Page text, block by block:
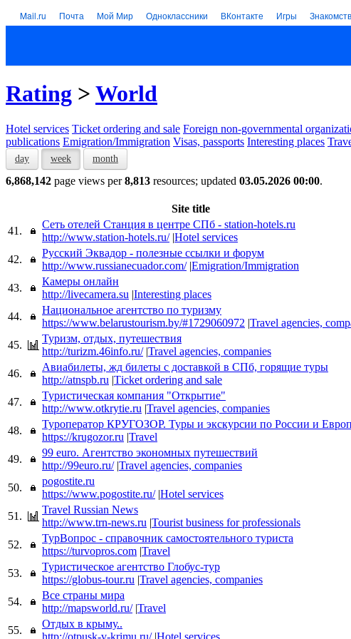
Mail.ru Почта Мой Мир Одноклассники ВКонтакте Игры
Rating > World
Hotel services Тicket ordering and sale Foreign non-governmental
publications Emigration/Immigration Visas, passports Interesting places
day week month
6,868,142 page views per8,813 resources; updated 03.05.2026 00:00.
Site title
41.
Сеть отелей Станция в центре СПб - station-hotels.ru
http://www.station-hotels.ru/ |Hotel services
42.
Русский Эквадор - полезные ссылки и форум
http://www.russianecuador.com/ |Emigration/Immigration
43.
Камеры онлайн
http://livecamera.su |Interesting places
44.
Национальное агентство по туризму
https://www.belarustourism.by/#1729060972 |Travel agencies,
45.
Туризм, отдых, путешествия
http://turizm.46info.ru/ |Travel agencies, companies
46.
Авиабилеты, жд билеты с доставкой в СПб, горящие туры
http://atnspb.ru |Тicket ordering and sale
47.
Туристическая компания "Открытие"
http://www.otkrytie.ru |Travel agencies, companies
48.
Туроператор КРУГОЗОР. Туры и экскурсии по России и
https://krugozor.ru |Travel
49.
99 euro. Агентство экономных путешествий
http://99euro.ru/ |Travel agencies, companies
50.
pogostite.ru
https://www.pogostite.ru/ |Hotel services
51.
Travel Russian News
http://www.trn-news.ru |Tourist business for professionals
52.
ТурВопрос - справочник самостоятельного туриста
https://turvopros.com |Travel
53.
Туристическое агентство Глобус-тур
https://globus-tour.ru |Travel agencies, companies
54.
Все страны мира
http://mapsworld.ru/ |Travel
55.
Отдых в крыму..
http://otpusk-v-krimu.ru/ |Hotel services